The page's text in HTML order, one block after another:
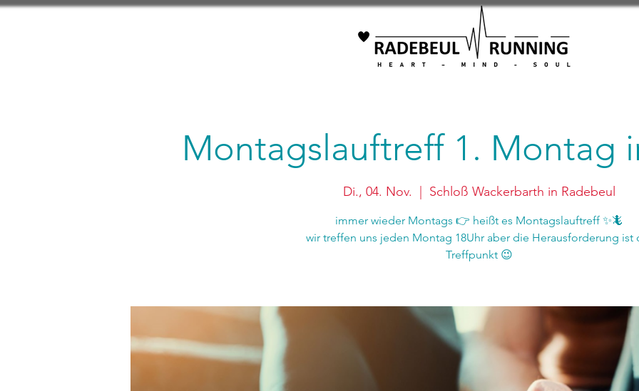
Montagslauftreff 1. Montag
Di., 04. Nov. Schloß Wackerbarth in Radebeul
immer wieder Montags 👉 heißt es Montagslauftreff ✨🦎
wir treffen uns jeden Montag 18Uhr aber die Herausforderung ist